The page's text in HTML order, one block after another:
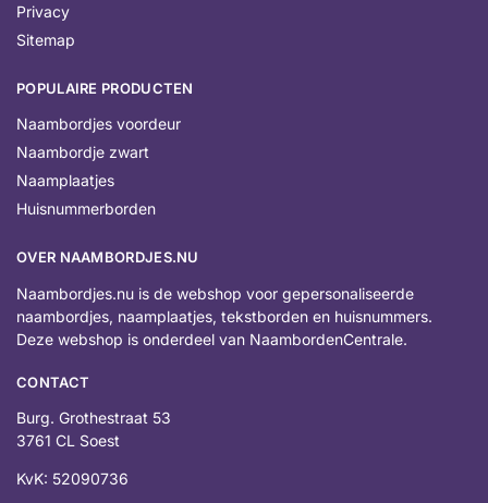
Privacy
Sitemap
POPULAIRE PRODUCTEN
Naambordjes voordeur
Naambordje zwart
Naamplaatjes
Huisnummerborden
OVER NAAMBORDJES.NU
Naambordjes.nu is de webshop voor gepersonaliseerde
naambordjes, naamplaatjes, tekstborden en huisnummers.
Deze webshop is onderdeel van NaambordenCentrale.
CONTACT
Burg. Grothestraat 53
3761 CL Soest
KvK: 52090736